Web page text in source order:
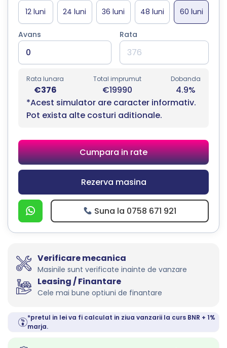
Avans Rata
Rata lunara
€376
Total imprumut
€19990
Dobanda
4.9%
*Acest simulator are caracter informativ.
Pot exista alte costuri aditionale.
Cumpara in rate
Rezerva masina
Suna la 0758 671 921
Verificare mecanica
Masinile sunt verificate inainte de vanzare
Leasing / Finantare
Cele mai bune optiuni de finantare
*pretul in lei va fi calculat in ziua vanzarii la curs BNR + 1%
marja.